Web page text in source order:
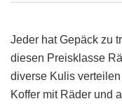
Jeder hat Gepäck zu
diesen Preisklasse
diverse Kulis
Koffer mit Räder und